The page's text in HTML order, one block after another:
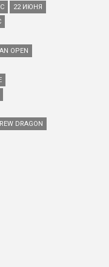
22 ИЮНЯ
OPEN
DRAGON